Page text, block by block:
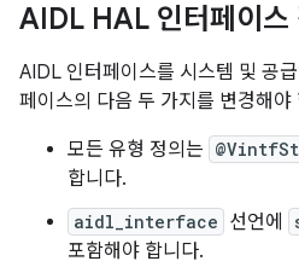
AIDL HAL 인터페이스
AIDL 인터페이스를 시스템 및 공
페이스의 다음 두 가지를 변경해야
모든 유형 정의는
합니다.
aidl_interface 선언에
포함해야 합니다.